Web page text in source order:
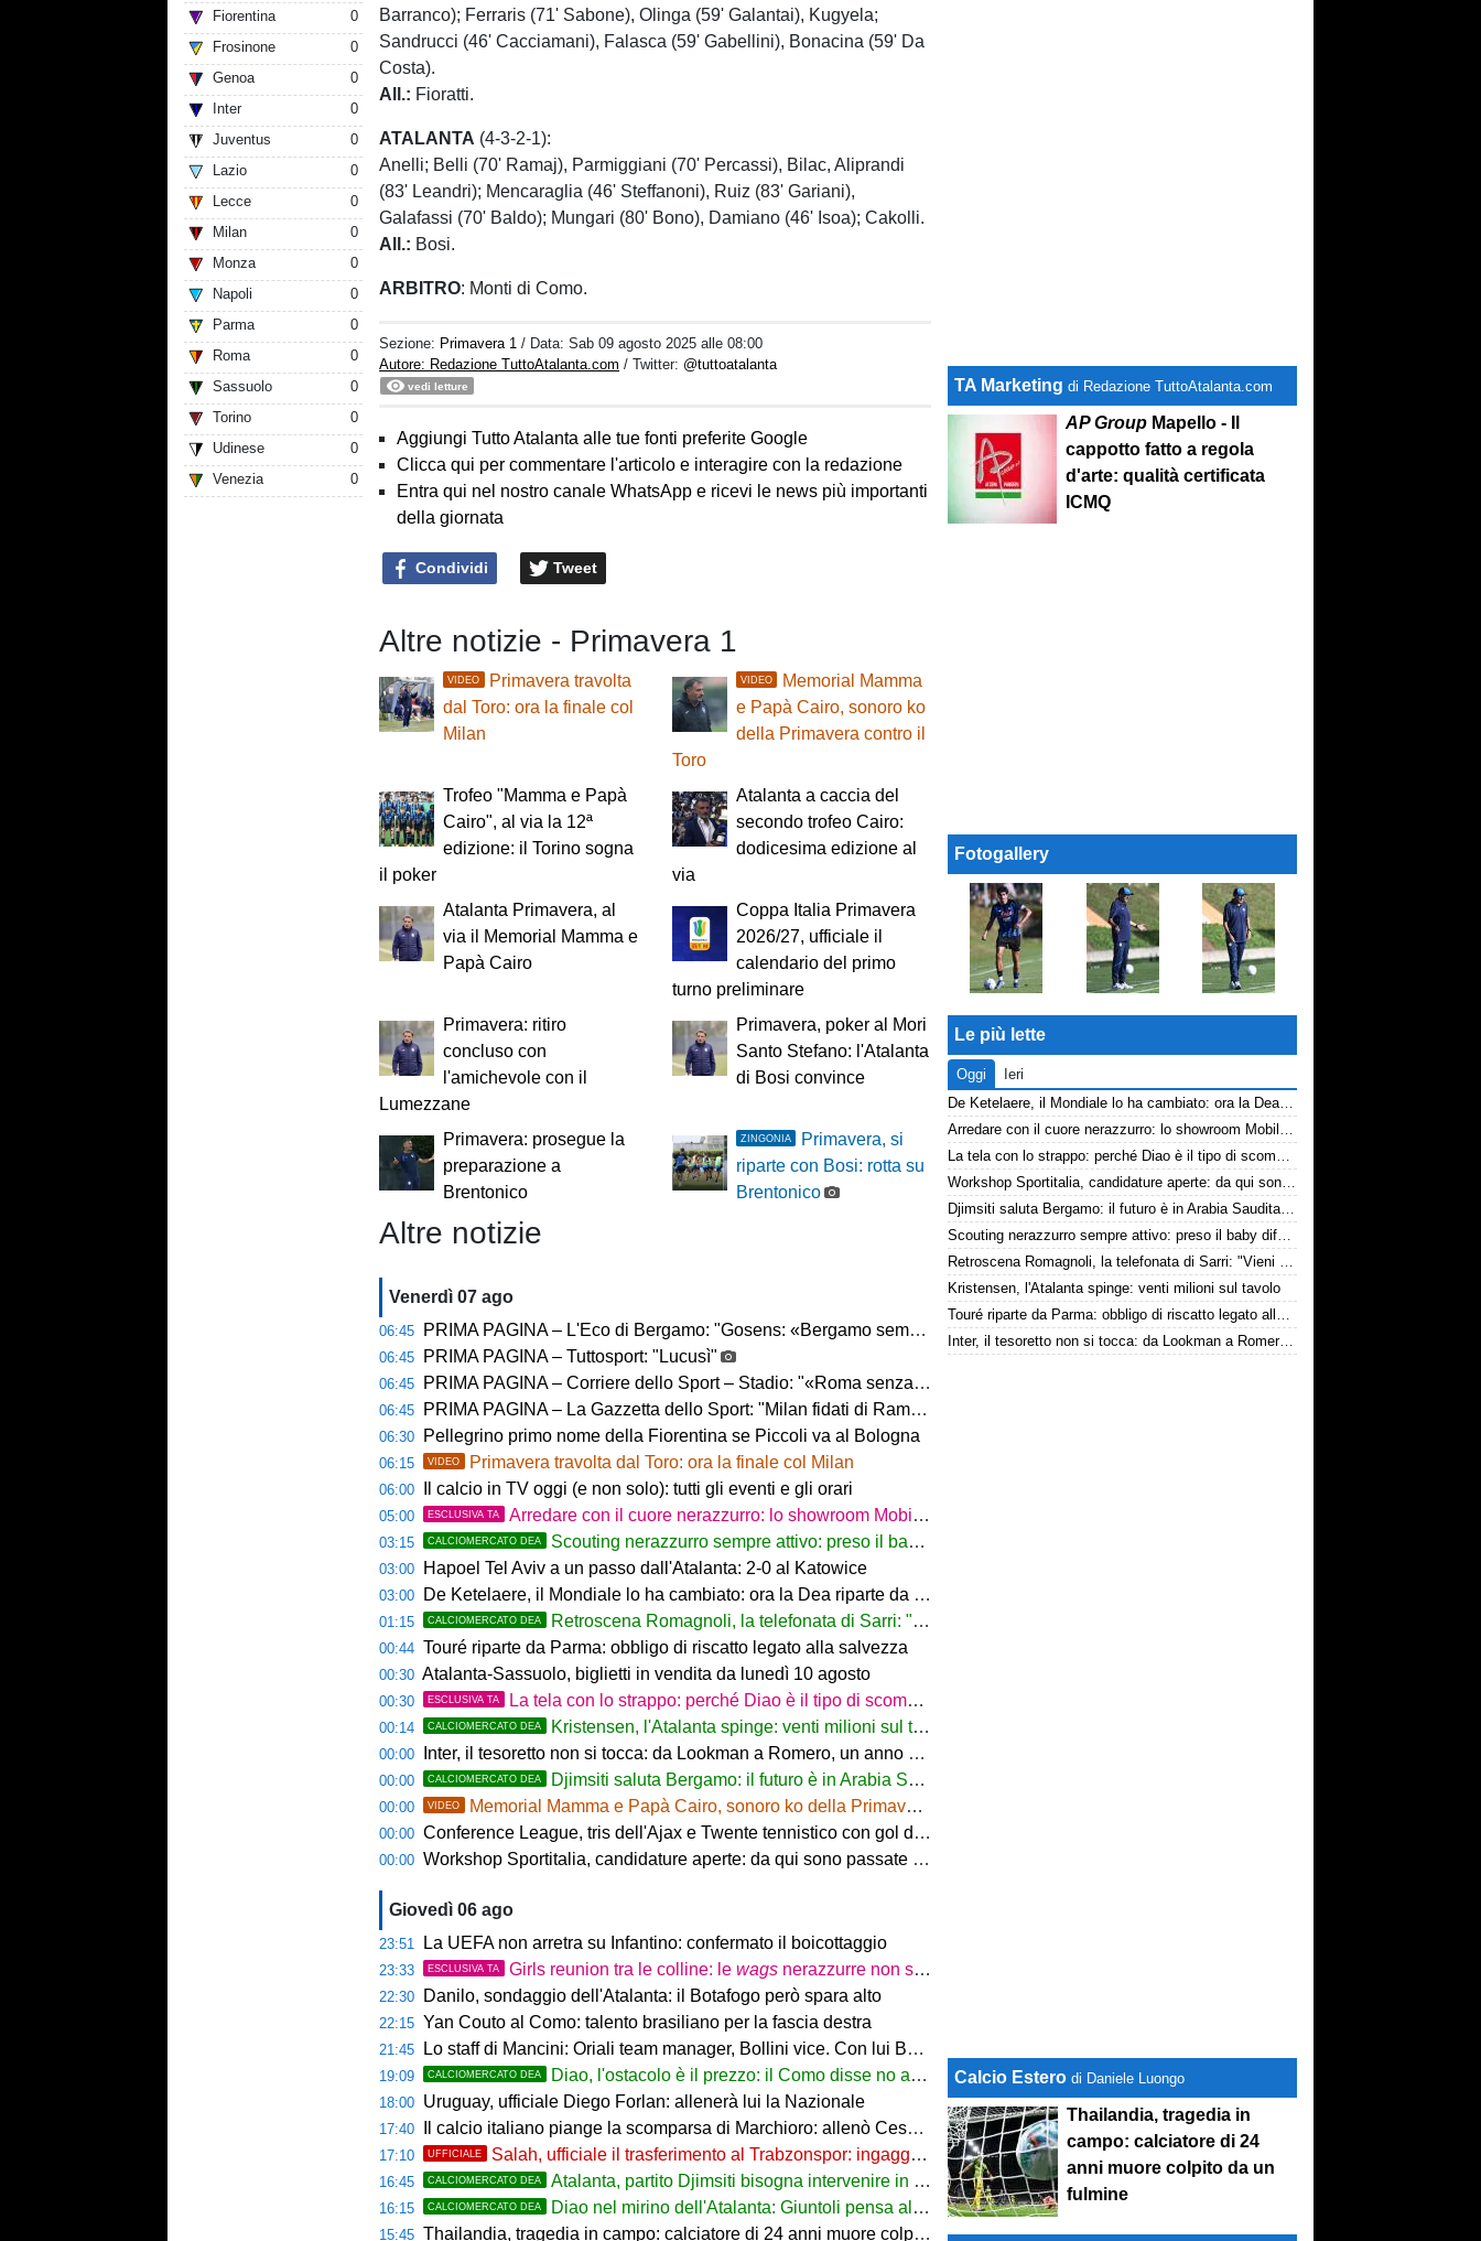
Fiorentina
0
Frosinone
0
Genoa
0
Inter
0
Juventus
0
Lazio
0
Lecce
0
Milan
0
Monza
0
Napoli
0
Parma
0
Roma
0
Sassuolo
0
Torino
0
Udinese
0
Venezia
0
Barranco); Ferraris (71' Sabone), Olinga (59' Galantai), Kugyela;
Sandrucci (46' Cacciamani), Falasca (59' Gabellini), Bonacina (59' Da
Costa).
All.: Fioratti.
ATALANTA (4-3-2-1):
Anelli; Belli (70' Ramaj), Parmiggiani (70' Percassi), Bilac, Aliprandi
(83' Leandri); Mencaraglia (46' Steffanoni), Ruiz (83' Gariani),
Galafassi (70' Baldo); Mungari (80' Bono), Damiano (46' Isoa); Cakolli.
All.: Bosi.
ARBITRO: Monti di Como.
Sezione: Primavera 1 / Data:Sab 09 agosto 2025 alle 08:00
Autore: Redazione TuttoAtalanta.com / Twitter: @tuttoatalanta
vedi letture
Aggiungi Tutto Atalanta alle tue fonti preferite Google
Clicca qui per commentare l'articolo e interagire con la redazione
Entra qui nel nostro canale WhatsApp e ricevi le news più importanti
della giornata
Condividi Tweet
Altre notizie - Primavera 1
VIDEO
Primavera travolta
dal Toro: ora la finale col
Milan
VIDEO
Memorial Mamma
e Papà Cairo, sonoro ko
della Primavera contro il
Toro
Trofeo "Mamma e Papà
Cairo", al via la 12ª
edizione: il Torino sogna
il poker
Atalanta a caccia del
secondo trofeo Cairo:
dodicesima edizione al
via
Atalanta Primavera, al
via il Memorial Mamma e
Papà Cairo
Coppa Italia Primavera
2026/27, ufficiale il
calendario del primo
turno preliminare
Primavera: ritiro
concluso con
l'amichevole con il
Lumezzane
Primavera, poker al Mori
Santo Stefano: l'Atalanta
di Bosi convince
Primavera: prosegue la
preparazione a
Brentonico
ZINGONIA
Primavera, si
riparte con Bosi: rotta su
Brentonico
Altre notizie
Venerdì 07 ago
06:45 PRIMA PAGINA – L'Eco di Bergamo: "Gosens: «Bergamo sempre casa mia. Incuriosito da Sarri»"
06:45 PRIMA PAGINA – Tuttosport: "Lucusì"
06:45 PRIMA PAGINA – Corriere dello Sport – Stadio: "«Roma senza limiti»"
06:45 PRIMA PAGINA – La Gazzetta dello Sport: "Milan fidati di Ramos"
06:30 Pellegrino primo nome della Fiorentina se Piccoli va al Bologna
06:15 VIDEO Primavera travolta dal Toro: ora la finale col Milan
06:00 Il calcio in TV oggi (e non solo): tutti gli eventi e gli orari
05:00 ESCLUSIVA TA Arredare con il cuore nerazzurro: lo showroom Mobilmondo a Osio Sotto. Quando essere di fede atalantina
03:15 CALCIOMERCATO DEA Scouting nerazzurro sempre attivo: preso il baby difensore 2010 Levačić
03:00 Hapoel Tel Aviv a un passo dall'Atalanta: 2-0 al Katowice
03:00 De Ketelaere, il Mondiale lo ha cambiato: ora la Dea riparte da lui
01:15 CALCIOMERCATO DEA Retroscena Romagnoli, la telefonata di Sarri: "Vieni con me a Bergamo"
00:44 Touré riparte da Parma: obbligo di riscatto legato alla salvezza
00:30 Atalanta-Sassuolo, biglietti in vendita da lunedì 10 agosto
00:30 ESCLUSIVA TA La tela con lo strappo: perché Diao è il tipo di scommessa che Giuntoli ama
00:14 CALCIOMERCATO DEA Kristensen, l'Atalanta spinge: venti milioni sul tavolo
00:00 Inter, il tesoretto non si tocca: da Lookman a Romero, un anno di rinunce
00:00 CALCIOMERCATO DEA Djimsiti saluta Bergamo: il futuro è in Arabia Saudita! Tre milioni e firma biennale
00:00 VIDEO Memorial Mamma e Papà Cairo, sonoro ko della Primavera contro il Toro
00:00 Conference League, tris dell'Ajax e Twente tennistico con gol di Pjaca
00:00 Workshop Sportitalia, candidature aperte: da qui sono passate firme di Serie A
Giovedì 06 ago
23:51 La UEFA non arretra su Infantino: confermato il boicottaggio
23:33 ESCLUSIVA TA Girls reunion tra le colline: lewags nerazzurre non si perdono di vista
22:30 Danilo, sondaggio dell'Atalanta: il Botafogo però spara alto
22:15 Yan Couto al Como: talento brasiliano per la fascia destra
21:45 Lo staff di Mancini: Oriali team manager, Bollini vice. Con lui Bonucci, Gagliardi e Maccarone
19:09 CALCIOMERCATO DEA Diao, l'ostacolo è il prezzo: il Como disse no a 60 milioni
18:00 Uruguay, ufficiale Diego Forlan: allenerà lui la Nazionale
17:40 Il calcio italiano piange la scomparsa di Marchioro: allenò Cesena e Milan
17:10 UFFICIALE Salah, ufficiale il trasferimento al Trabzonspor: ingaggio mostruoso
16:45 CALCIOMERCATO DEA Atalanta, partito Djimsiti bisogna intervenire in difesa: tutti i nomi
16:15 CALCIOMERCATO DEA Diao nel mirino dell'Atalanta: Giuntoli pensa al colpo dal Como
15:45 Thailandia, tragedia in campo: calciatore di 24 anni muore colpito da un fulmine
TA Marketing di Redazione TuttoAtalanta.com
AP Group Mapello - Il
cappotto fatto a regola
d'arte: qualità certificata
ICMQ
Fotogallery
Le più lette
Oggi
Ieri
De Ketelaere, il Mondiale lo ha cambiato: ora la Dea riparte da lui
Arredare con il cuore nerazzurro: lo showroom Mobilmondo a Osio Sotto. Quando essere di fede atalantina conviene
La tela con lo strappo: perché Diao è il tipo di scommessa che Giuntoli ama
Workshop Sportitalia, candidature aperte: da qui sono passate firme di Serie A
Djimsiti saluta Bergamo: il futuro è in Arabia Saudita! Tre milioni e firma biennale
Scouting nerazzurro sempre attivo: preso il baby difensore 2010 Levačić
Retroscena Romagnoli, la telefonata di Sarri: "Vieni con me a Bergamo"
Kristensen, l'Atalanta spinge: venti milioni sul tavolo
Touré riparte da Parma: obbligo di riscatto legato alla salvezza
Inter, il tesoretto non si tocca: da Lookman a Romero, un anno di rinunce
Calcio Estero di Daniele Luongo
Thailandia, tragedia in
campo: calciatore di 24
anni muore colpito da un
fulmine